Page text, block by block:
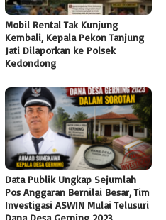
Mobil Rental Tak Kunjung
Kembali, Kepala Pekon Tanjung
Jati Dilaporkan ke Polsek
Kedondong
Data Publik Ungkap Sejumlah
Pos Anggaran Bernilai Besar, Tim
Investigasi ASWIN Mulai Telusuri